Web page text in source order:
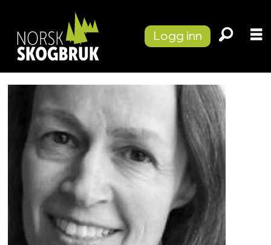
Logg inn
Astri
Kløvstad
norskskogbruk